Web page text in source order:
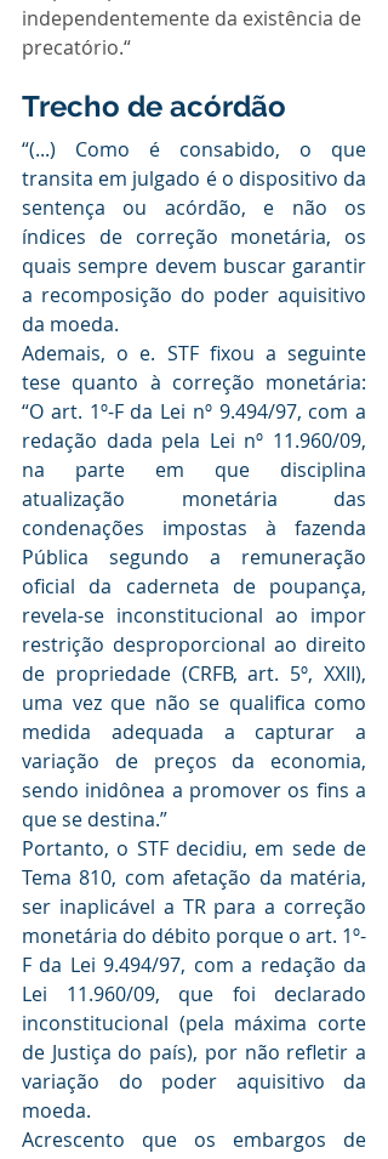
independentemente da existência de
precatório.“
Trecho de acórdão
“(...) Como é consabido, o que
transita em julgado é o dispositivo da
sentença ou acórdão, e não os
índices de correção monetária, os
quais sempre devem buscar garantir
a recomposição do poder aquisitivo
da moeda.
Ademais, o e. STF fixou a seguinte
tese quanto à correção monetária:
“O art. 1º-F da Lei nº 9.494/97, com a
redação dada pela Lei nº 11.960/09,
na parte em que disciplina
atualização monetária das
condenações impostas à fazenda
Pública segundo a remuneração
oficial da caderneta de poupança,
revela-se inconstitucional ao impor
restrição desproporcional ao direito
de propriedade (CRFB, art. 5º, XXII),
uma vez que não se qualifica como
medida adequada a capturar a
variação de preços da economia,
sendo inidônea a promover os fins a
que se destina.”
Portanto, o STF decidiu, em sede de
Tema 810, com afetação da matéria,
ser inaplicável a TR para a correção
monetária do débito porque o art. 1º-
F da Lei 9.494/97, com a redação da
Lei 11.960/09, que foi declarado
inconstitucional (pela máxima corte
de Justiça do país), por não refletir a
variação do poder aquisitivo da
moeda.
Acrescento que os embargos de